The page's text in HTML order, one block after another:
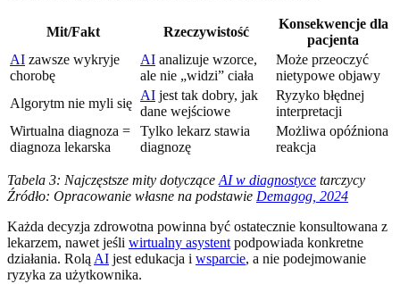
Mit/Fakt Rzeczywistość
Konsekwencje dla
pacjenta
AI zawsze wykryje
chorobę
AI analizuje wzorce,
ale nie „widzi” ciała
Może przeoczyć
nietypowe objawy
Algorytm nie myli się
AI jest tak dobry, jak
dane wejściowe
Ryzyko błędnej
interpretacji
Wirtualna diagnoza =
diagnoza lekarska
Tylko lekarz stawia
diagnozę
Możliwa opóźniona
reakcja
Tabela 3: Najczęstsze mity dotyczące AI w diagnostyce tarczycy
Źródło: Opracowanie własne na podstawie Demagog, 2024
Każda decyzja zdrowotna powinna być ostatecznie konsultowana z
lekarzem, nawet jeśli wirtualny asystent podpowiada konkretne
działania. Rolą AI jest edukacja i wsparcie, a nie podejmowanie
ryzyka za użytkownika.